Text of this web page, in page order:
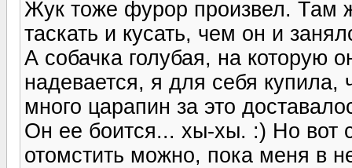
Жук тоже фурор произвел. Там
таскать и кусать, чем он и
А собачка голубая, на которую
надевается, я для себя купила,
много царапин за это
Он ее боится... хы-хы. :) Но
отомстить можно, пока меня в